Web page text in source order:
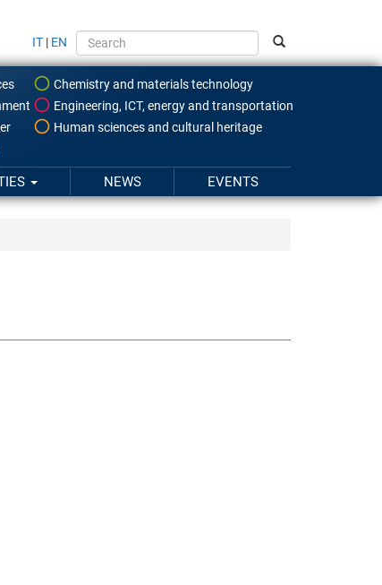
IT | EN
Chemistry and materials technology
Engineering, ICT, energy and transportation
Human sciences and cultural heritage
NEWS EVENTS